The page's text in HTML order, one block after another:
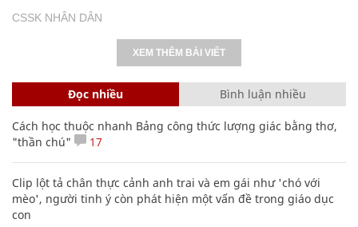
CSSK NHÂN DÂN
XEM THÊM BÀI VIẾT
Đọc nhiều Bình luận nhiều
Cách học thuộc nhanh Bảng công thức lượng giác bằng thơ,
"thần chú"
17
Clip lột tả chân thực cảnh anh trai và em gái như 'chó với
mèo', người tinh ý còn phát hiện một vấn đề trong giáo dục
con